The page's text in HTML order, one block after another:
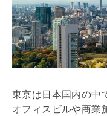
東京は日本国内の中
オフィスビルや商業